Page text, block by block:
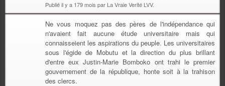
Publié il y a 179 mois par La Vraie Verité LVV.
Ne vous moquez pas des pères de l'indépendance qui
n'avaient fait aucune étude universitaire mais qui
connaisseient les aspirations du peuple. Les universitaires
sous l'égide de Mobutu et la direction du plus brillant
d'entre eux Justin-Marie Bomboko ont trahi le premier
gouvernement de la république, honte soit à la trahison
des clercs.